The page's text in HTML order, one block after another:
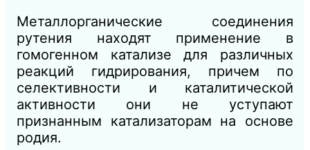
Металлорганические соединения
рутения находят применение в
гомогенном катализе для различных
реакций гидрирования, причем по
селективности и каталитической
активности они не уступают
признанным катализаторам на основе
родия.